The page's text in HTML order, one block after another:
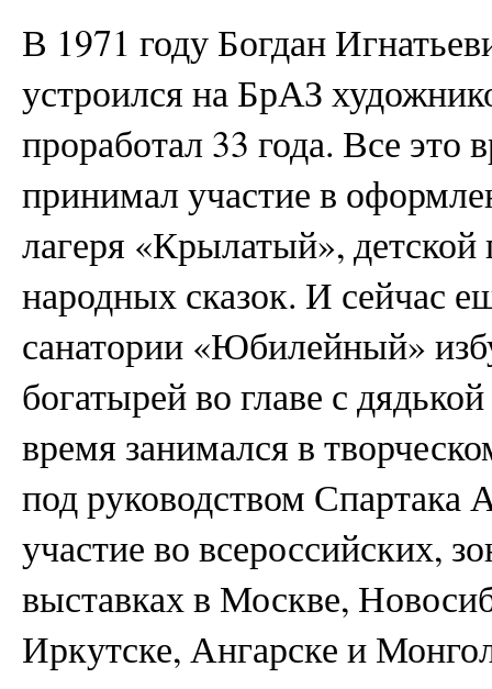
В 1971 году Богдан
устроился на БрАЗ
проработал 33 года. Все это
принимал участие в
лагеря «Крылатый»,
народных сказок. И сейчас
санатории «Юбилейный»
богатырей во главе с
время занимался в
под руководством Спартака
участие во всероссийских,
выставках в Москве,
Иркутске, Ангарске и